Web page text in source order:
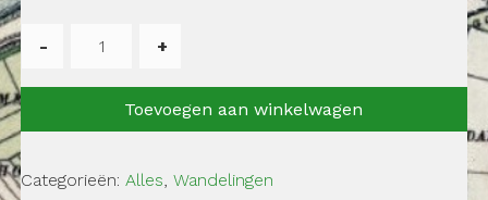
Onsenoort
Toevoegen aan winkelwagen
Categorieën: Alles Wandelingen